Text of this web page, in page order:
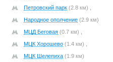
Петровский парк (2.8 км) ,
Народное ополчение (2.9 км)
МЦД Беговая (0.7 км) ,
МЦК Хорошево (1.4 км) ,
МЦК Шелепиха (1.9 км)